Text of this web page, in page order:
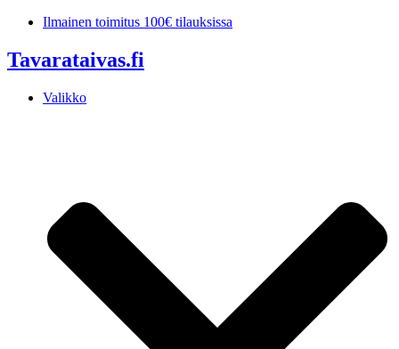
Mene
Ilmainen toimitus 100€ tilauksissa
Tavarataivas.fi
Valikko